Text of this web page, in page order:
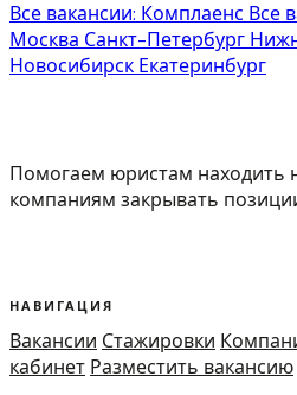
Все вакансии: Комплаенс Все
Москва Санкт-Петербург
Новосибирск Екатеринбург
Помогаем юристам находить
компаниям закрывать
НАВИГАЦИЯ
Вакансии Стажировки
кабинет Разместить вакансию